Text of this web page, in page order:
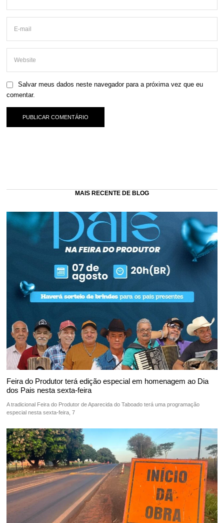
Salvar meus dados neste navegador para a próxima vez que eu
comentar.
MAIS RECENTE DE BLOG
Feira do Produtor terá edição especial em homenagem ao Dia
dos Pais nesta sexta-feira
A tradicional Feira do Produtor de Aparecida do Taboado terá uma programação
especial nesta sexta-feira, 7